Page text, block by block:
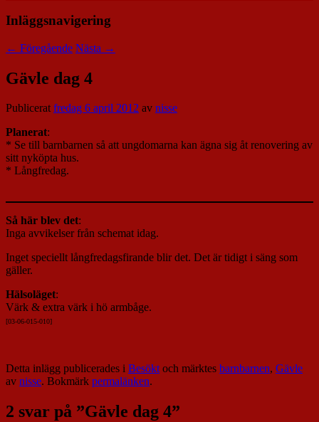
Inläggsnavigering
← Föregående Nästa →
Gävle dag 4
Publiceratfredag 6 april 2012 av nisse
Planerat:
* Se till barnbarnen så att ungdomarna kan ägna sig åt renovering av
sitt nyköpta hus.
* Långfredag.
Så här blev det:
Inga avvikelser från schemat idag.
Inget speciellt långfredagsfirande blir det. Det är tidigt i säng som
gäller.
Hälsoläget:
Värk & extra värk i hö armbåge.
[03-06-015-010]
Detta inlägg publicerades i Besöktoch märktes barnbarnen, Gävle
av nisse. Bokmärk permalänken.
2 svar på ”Gävle dag 4”